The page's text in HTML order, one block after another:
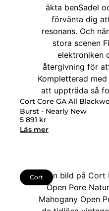
Cort Core GA All
Burst - Nearly New
5 891 kr
Läs mer
Cort